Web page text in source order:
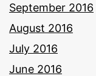
September 2016
August 2016
July 2016
June 2016